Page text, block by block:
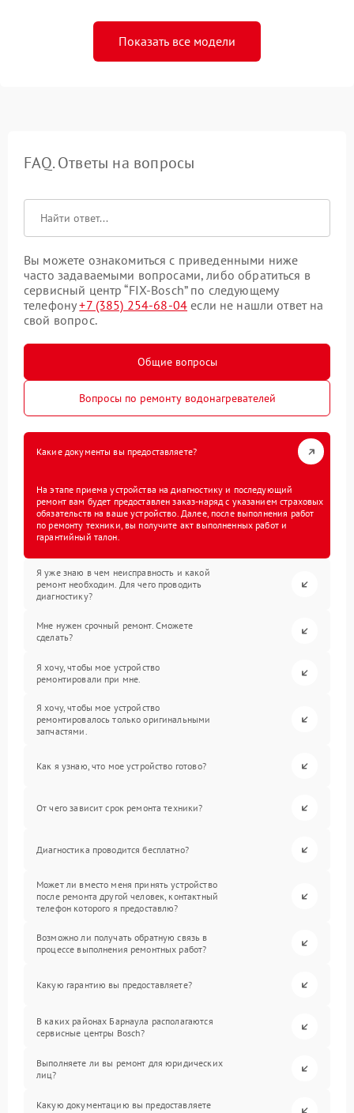
Показать все модели
FAQ. Ответы на вопросы
Вы можете ознакомиться с приведенными ниже
часто задаваемыми вопросами, либо обратиться в
сервисный центр “FIX-Bosch” по следующему
телефону+7 (385) 254-68-04 если не нашли ответ на
свой вопрос.
Общие вопросы
Вопросы по ремонту водонагревателей
Какие документы вы предоставляете?
На этапе приема устройства на диагностику и последующий
ремонт вам будет предоставлен заказ-наряд с указанием страховых
обязательств на ваше устройство. Далее, после выполнения работ
по ремонту техники, вы получите акт выполненных работ и
гарантийный талон.
Я уже знаю в чем неисправность и какой
ремонт необходим. Для чего проводить
диагностику?
Мне нужен срочный ремонт. Сможете
сделать?
Я хочу, чтобы мое устройство
ремонтировали при мне.
Я хочу, чтобы мое устройство
ремонтировалось только оригинальными
запчастями.
Как я узнаю, что мое устройство готово?
От чего зависит срок ремонта техники?
Диагностика проводится бесплатно?
Может ли вместо меня принять устройство
после ремонта другой человек, контактный
телефон которого я предоставлю?
Возможно ли получать обратную связь в
процессе выполнения ремонтных работ?
Какую гарантию вы предоставляете?
В каких районах Барнаула располагаются
сервисные центры Bosch?
Выполняете ли вы ремонт для юридических
лиц?
Какую документацию вы предоставляете